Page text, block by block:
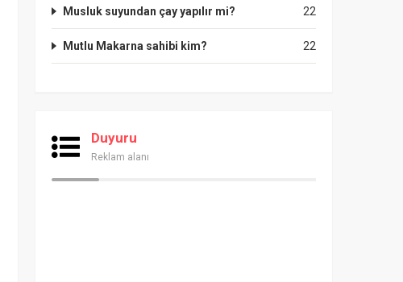
22
Musluk suyundan çay yapılır mi?
22
Mutlu Makarna sahibi kim?
Duyuru
Reklam alanı